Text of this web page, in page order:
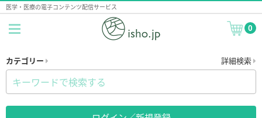
医学・医療の電子コンテンツ配信サービス
0
カテゴリー 詳細検索